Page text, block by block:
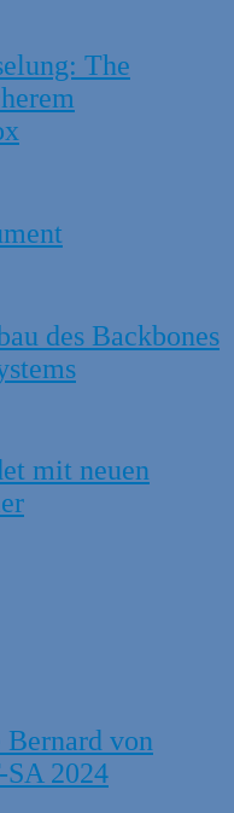
The
des Backbones
mit neuen
von
2024